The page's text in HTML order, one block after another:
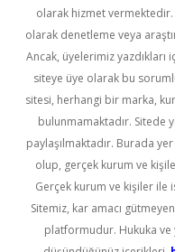
olarak hizmet
olarak denetleme veya
Ancak, üyelerimiz
siteye üye olarak bu
sitesi, herhangi bir marka,
bulunmamaktadır. Sitede
paylaşılmaktadır. Burada
olup, gerçek kurum ve
Gerçek kurum ve kişiler
Sitemiz, kar amacı
platformudur. Hukuka ve